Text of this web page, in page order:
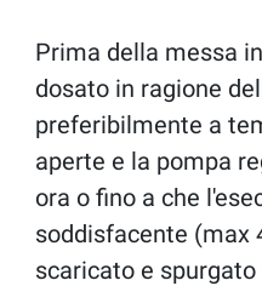
Prima della messa
dosato in ragione
preferibilmente a
aperte e la pompa
ora o fino a che
soddisfacente (max
scaricato e